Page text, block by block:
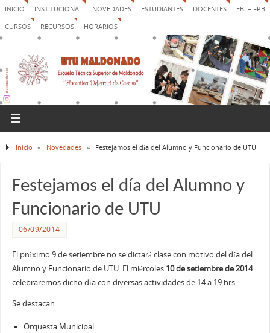
INICIO INSTITUCIONAL NOVEDADES ESTUDIANTES DOCENTES
EBI – FPB
CURSOS
RECURSOS HORARIOS
Inicio » Novedades » Festejamos el día del Alumno y Funcionario de UTU
Festejamos el día del Alumno y
Funcionario de UTU
06/09/2014
El próximo 9 de setiembre no se dictará clase con motivo del día del
Alumno y Funcionario de UTU. El miércoles 10 de setiembre de 2014
celebraremos dicho día con diversas actividades de 14 a 19 hrs.
Se destacan:
Orquesta Municipal